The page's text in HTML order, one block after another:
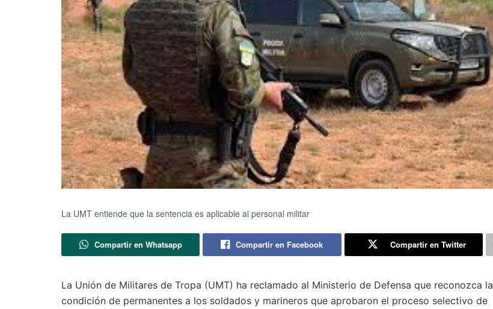
La UMT entiende que la sentencia es aplicable al personal militar
Compartir en Whatsapp Compartir en Facebook Compartir en Twitter
La Unión de Militares de Tropa (UMT) ha reclamado al Ministerio de Defensa que reconozca la
condición de permanentes a los soldados y marineros que aprobaron el proceso selectivo de